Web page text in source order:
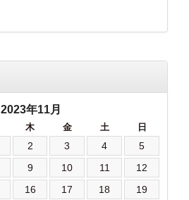
2023年11月
木 金 土 日
2 3 4
5
9 10 11
12
16 17 18
19